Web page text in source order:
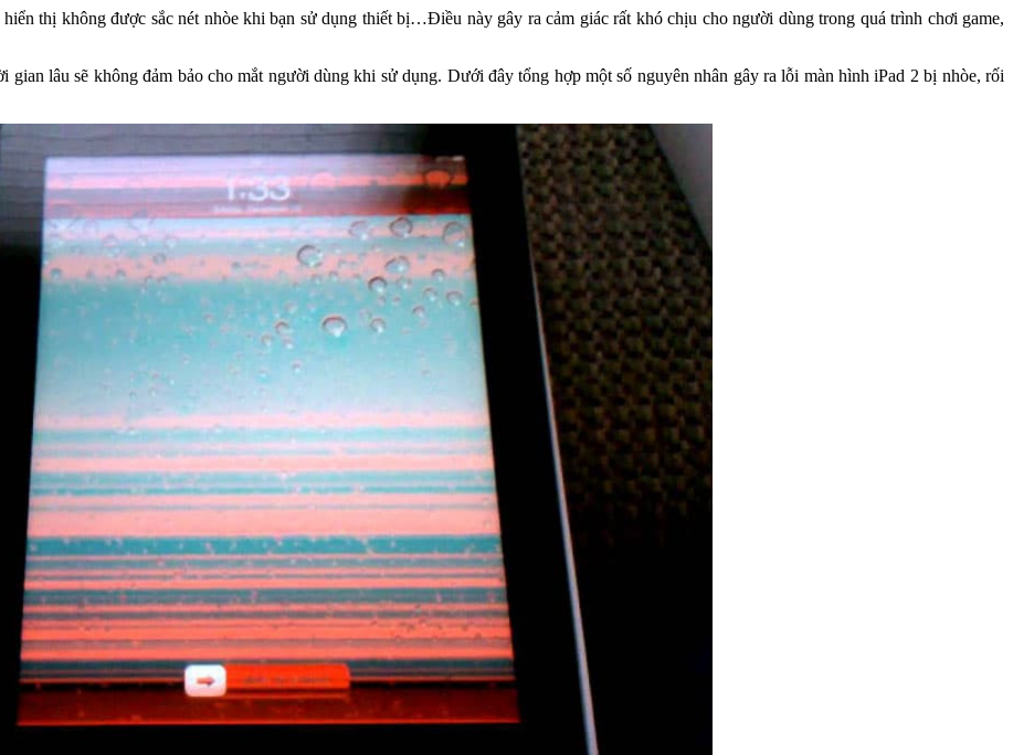
thị không được sắc nét nhòe khi bạn sử dụng thiết bị…Điều này gây ra cảm giác rất khó chịu cho người dùng trong quá trình chơi game,
lâu sẽ không đảm bảo cho mắt người dùng khi sử dụng. Dưới đây tổng hợp một số nguyên nhân gây ra lỗi màn hình iPad 2 bị nhòe, rối